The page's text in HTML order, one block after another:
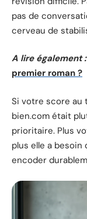
pas de
cerveau de
A lire également :
premier roman ?
Si votre score
bien.com était
prioritaire. Plus
plus elle a
encoder